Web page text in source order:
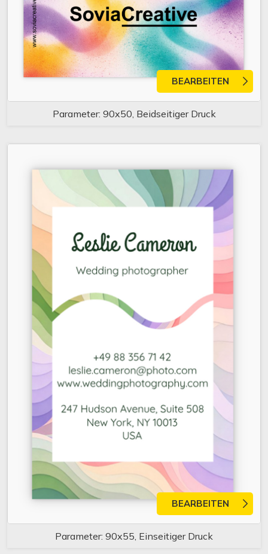
Parameter: 90x50, Beidseitiger Druck
BEARBEITEN
Parameter: 90x55, Einseitiger Druck
BEARBEITEN